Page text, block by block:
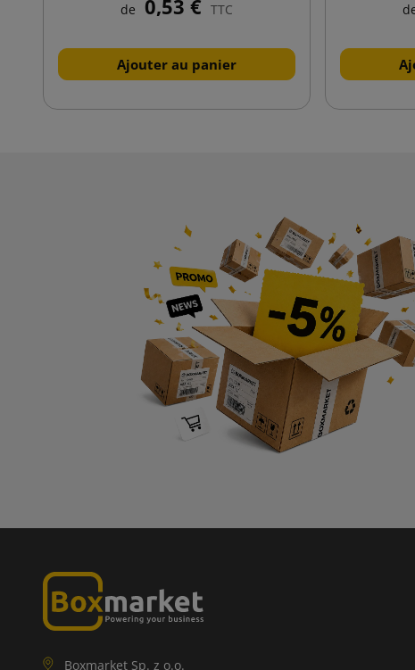
de 0,53 € TTC
Ajouter au panier
Boxmarket Sp. z o.o.